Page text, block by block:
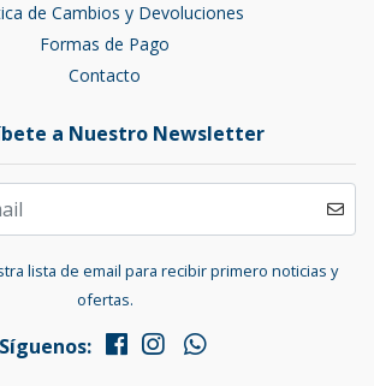
de Cambios y Devoluciones
Formas de Pago
Contacto
a Nuestro Newsletter
lista de email para recibir primero noticias y
ofertas.
Síguenos: